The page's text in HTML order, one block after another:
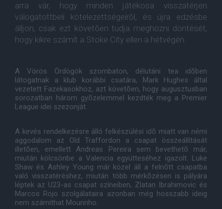
arra vár, hogy minden játékosa visszatérjen
válogatottbeli kötelezettségeirõl, és újra edzésbe
álljon, csak ezt követõen tudja meghozni döntését,
hogy kikre számít a Stoke City ellen a hétvégén.
A Vörös Ördögök szombaton, délutáni tea idõben
látogatnak a klub korábbi csatára, Mark Hughes által
vezetett Fazekasokhoz, azt követõen, hogy augusztusban
sorozatban három gyõzelemmel kezdték meg a Premier
League idei szezonját.
A kevés rendelkezésre álló felkészülési idõ miatt van némi
aggodalom az Old Traffordon a csapat összeállítását
illetõen, emellett Andreas Pereira sem bevethetõ már,
miután kölcsönbe a Valencia együtteséhez igazolt. Luke
Shaw és Ashley Young már közel áll a felnõtt csapatba
való visszatéréshez, miután több mérkõzésen is pályára
léptek az U23-as csapat színeiben, Zlatan Ibrahimovic és
Marcos Rojo szolgálataira azonban még hosszabb ideig
nem számíthat Mourinho.